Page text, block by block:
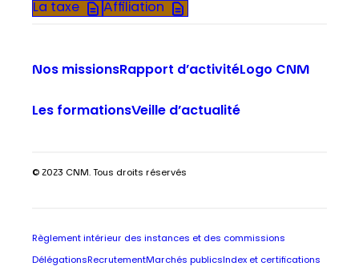
La taxe Affiliation
Nos missionsRapport d’activitéLogo CNM
Les formationsVeille d’actualité
© 2023 CNM. Tous droits réservés
Règlement intérieur des instances et des commissions
Délégations RecrutementMarchés publics Index et certifications